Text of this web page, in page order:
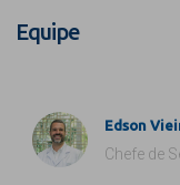
Equipe
Edson
Chefe de